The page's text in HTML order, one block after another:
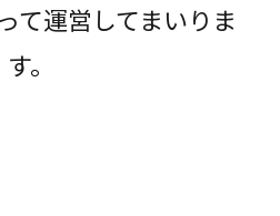
て運営してまいりま
す。